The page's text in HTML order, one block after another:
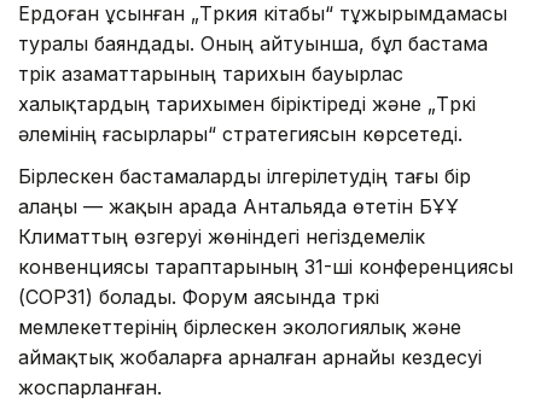
Ердоған ұсынған „Түркия кітабы“ тұжырымдамасы
туралы баяндады. Оның айтуынша, бұл бастама
түрік азаматтарының тарихын бауырлас
халықтардың тарихымен біріктіреді және „Түркі
әлемінің ғасырлары“ стратегиясын көрсетеді.
Бірлескен бастамаларды ілгерілетудің тағы бір
алаңы — жақын арада Антальяда өтетін БҰҰ
Климаттың өзгеруі жөніндегі негіздемелік
конвенциясы тараптарының 31-ші конференциясы
(COP31) болады. Форум аясында түркі
мемлекеттерінің бірлескен экологиялық және
аймақтық жобаларға арналған арнайы кездесуі
жоспарланған.